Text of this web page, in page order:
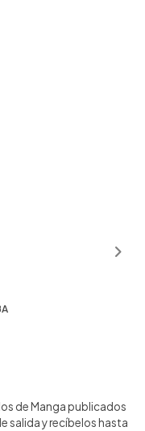
de Manga publicados
salida y recíbelos hasta